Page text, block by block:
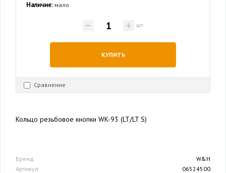
Наличие: мало
шт
КУПИТЬ
Сравнение
Кольцо резьбовое кнопки WK-93 (LT/LT S)
Бренд
W&H
Артикул
06524500